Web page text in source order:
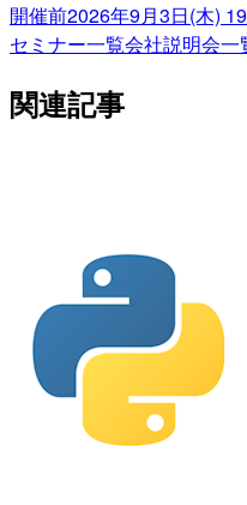
開催前2026年9月3日(木)
セミナー一覧会社説明会一
関連記事